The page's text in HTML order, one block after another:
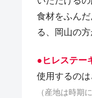
食材をふん
る、岡山の
●ヒレステー
使用するの
（産地は時期